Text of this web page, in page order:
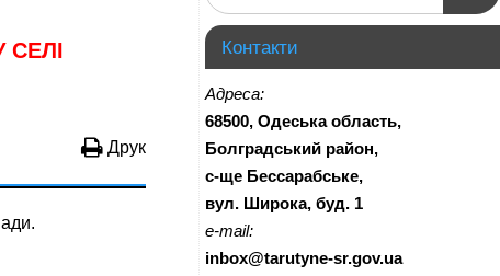
СЕЛІ
Друк
Контакти
Адреса:
68500, Одеська область,
Болградський район,
с-ще Бессарабське,
вул. Широка, буд. 1
e-mail:
inbox@tarutyne-sr.gov.ua